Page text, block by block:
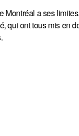
Montréal a ses
qui ont tous mis en